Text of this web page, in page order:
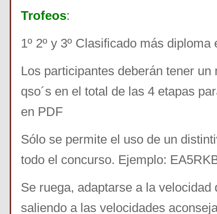
Trofeos:
1º 2º y 3º Clasificado más diploma
Los participantes deberán tener un
qso´s en el total de las 4 etapas
en PDF
Sólo se permite el uso de un
todo el concurso. Ejemplo:
Se ruega, adaptarse a la velocidad
saliendo a las velocidades